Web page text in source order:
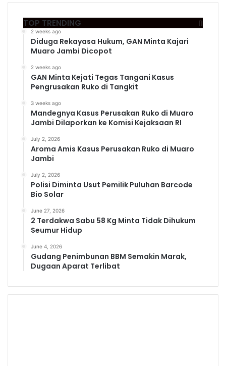
TOP TRENDING
2 weeks ago
Diduga Rekayasa Hukum, GAN Minta Kajari
Muaro Jambi Dicopot
2 weeks ago
GAN Minta Kejati Tegas Tangani Kasus
Pengrusakan Ruko di Tangkit
3 weeks ago
Mandegnya Kasus Perusakan Ruko di Muaro
Jambi Dilaporkan ke Komisi Kejaksaan RI
July 2, 2026
Aroma Amis Kasus Perusakan Ruko di Muaro
Jambi
July 2, 2026
Polisi Diminta Usut Pemilik Puluhan Barcode
Bio Solar
June 27, 2026
2 Terdakwa Sabu 58 Kg Minta Tidak Dihukum
Seumur Hidup
June 4, 2026
Gudang Penimbunan BBM Semakin Marak,
Dugaan Aparat Terlibat